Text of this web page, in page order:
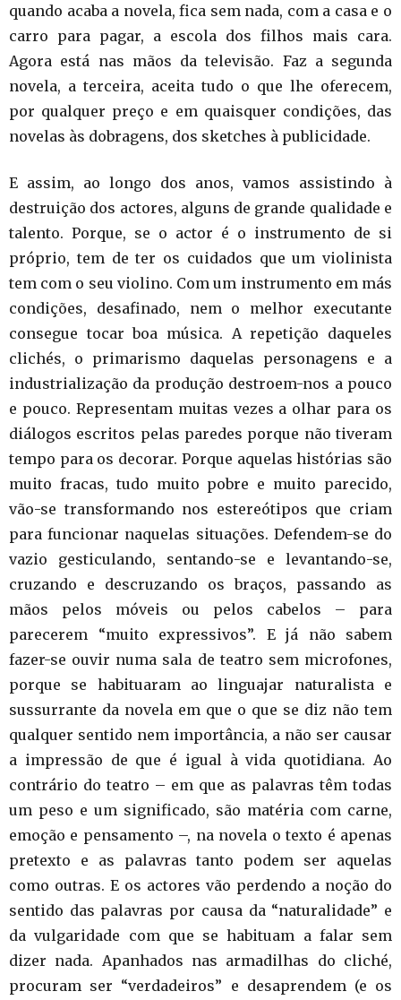
quando acaba a novela, fica sem nada, com a casa e o
carro para pagar, a escola dos filhos mais cara.
Agora está nas mãos da televisão. Faz a segunda
novela, a terceira, aceita tudo o que lhe oferecem,
por qualquer preço e em quaisquer condições, das
novelas às dobragens, dos sketches à publicidade.
E assim, ao longo dos anos, vamos assistindo à
destruição dos actores, alguns de grande qualidade e
talento. Porque, se o actor é o instrumento de si
próprio, tem de ter os cuidados que um violinista
tem com o seu violino. Com um instrumento em más
condições, desafinado, nem o melhor executante
consegue tocar boa música. A repetição daqueles
clichés, o primarismo daquelas personagens e a
industrialização da produção destroem-nos a pouco
e pouco. Representam muitas vezes a olhar para os
diálogos escritos pelas paredes porque não tiveram
tempo para os decorar. Porque aquelas histórias são
muito fracas, tudo muito pobre e muito parecido,
vão-se transformando nos estereótipos que criam
para funcionar naquelas situações. Defendem-se do
vazio gesticulando, sentando-se e levantando-se,
cruzando e descruzando os braços, passando as
mãos pelos móveis ou pelos cabelos – para
parecerem “muito expressivos”. E já não sabem
fazer-se ouvir numa sala de teatro sem microfones,
porque se habituaram ao linguajar naturalista e
sussurrante da novela em que o que se diz não tem
qualquer sentido nem importância, a não ser causar
a impressão de que é igual à vida quotidiana. Ao
contrário do teatro – em que as palavras têm todas
um peso e um significado, são matéria com carne,
emoção e pensamento –, na novela o texto é apenas
pretexto e as palavras tanto podem ser aquelas
como outras. E os actores vão perdendo a noção do
sentido das palavras por causa da “naturalidade” e
da vulgaridade com que se habituam a falar sem
dizer nada. Apanhados nas armadilhas do cliché,
procuram ser “verdadeiros” e desaprendem (e os